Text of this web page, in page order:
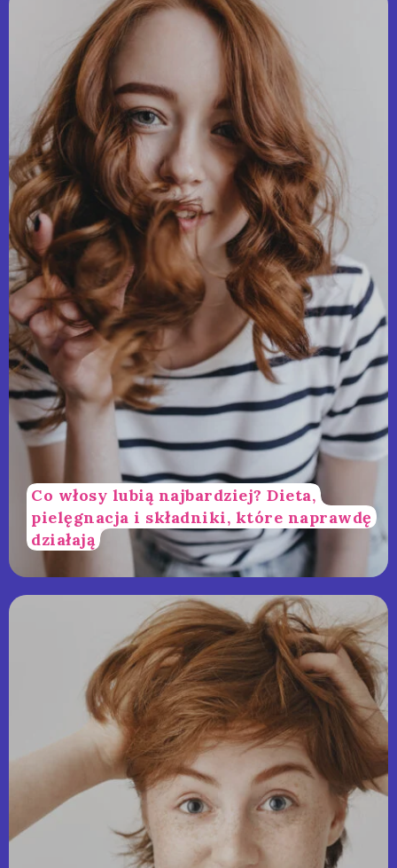
Co włosy lubią najbardziej? Dieta,
pielęgnacja i składniki, które naprawdę
działają